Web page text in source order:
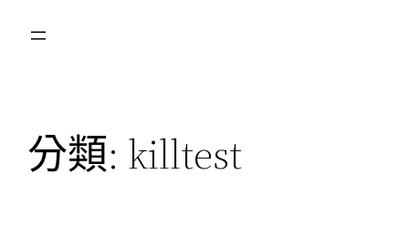
分類: killtest